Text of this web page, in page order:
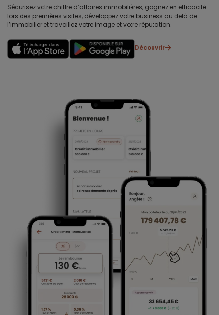
Sécurisez votre chiffre d’affaires immobilières, gagnez en efficacité
lors des premières visites, développez votre business au delà de
l’immobilier et travaillez votre image et votre réputation.
Découvrir